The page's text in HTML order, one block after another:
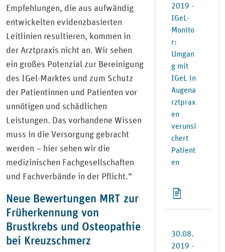
Empfehlungen, die aus aufwändig
entwickelten evidenzbasierten
Leitlinien resultieren, kommen in
der Arztpraxis nicht an. Wir sehen
ein großes Potenzial zur Bereinigung
des IGel-Marktes und zum Schutz
der Patientinnen und Patienten vor
unnötigen und schädlichen
Leistungen. Das vorhandene Wissen
muss in die Versorgung gebracht
werden – hier sehen wir die
medizinischen Fachgesellschaften
und Fachverbände in der Pflicht.“
Neue Bewertungen MRT zur
Früherkennung von
Brustkrebs und Osteopathie
bei Kreuzschmerz
2019 -
IGeL-
Monito
r:
Umgan
g mit
IGeL in
Augena
rztprax
en
verunsi
chert
Patient
en
30.08.
2019 -